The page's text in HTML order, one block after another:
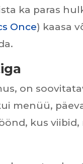
ka paras
Once) kaasa
on
menüü,
kus